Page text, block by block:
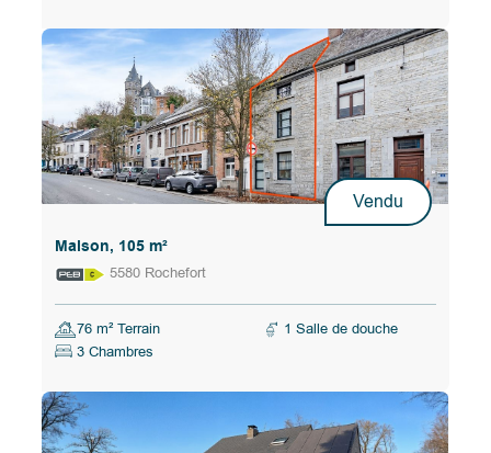
Vendu
Maison, 105 m²
5580 Rochefort
76 m² Terrain
1 Salle de douche
3 Chambres